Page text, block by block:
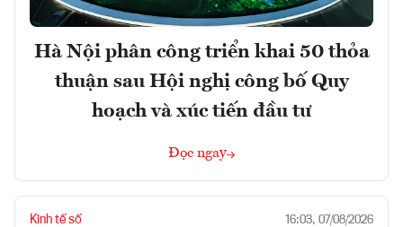
Hà Nội phân công triển khai 50 thỏa
thuận sau Hội nghị công bố Quy
hoạch và xúc tiến đầu tư
Đọc ngay
Kinh tế số 16:03, 07/08/2026